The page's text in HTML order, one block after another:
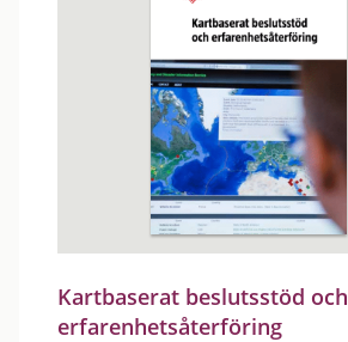
Kartbaserat beslutsstöd och
erfarenhetsåterföring